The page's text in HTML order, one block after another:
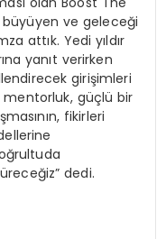
ve geleceği
attık. Yedi yıldır
yanıt verirken
girişimleri
mentorluk, güçlü bir
fikirleri
dedi.